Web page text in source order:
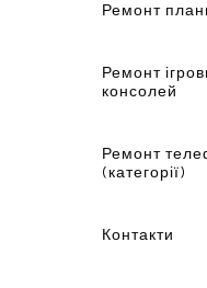
Ремонт
Ремонт
консолей
Ремонт
(категорії)
Контакти